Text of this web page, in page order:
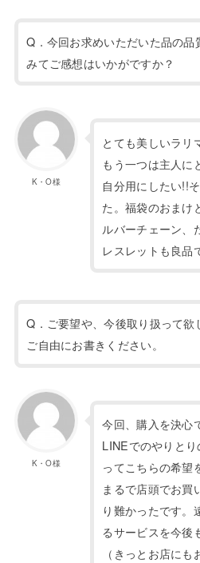
Q．今回お求めいただいた品の品
みてご感想はいかがですか？
K・O様
とても美しいラリ
もう一つは主人に
自分用にしたい!!
た。福袋のおまけ
ルバーチェーン、
レスレットも良品
Q．ご要望や、今後取り扱って欲
ご自由にお書きください。
K・O様
今回、購入を決心
LINEでのやりと
ってこちらの希望
まるで店頭でお買
り難かったです。
るサービスを今後
（きっとお店にも